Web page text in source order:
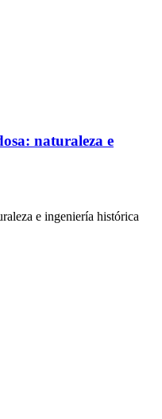
naturaleza e
e ingeniería histórica